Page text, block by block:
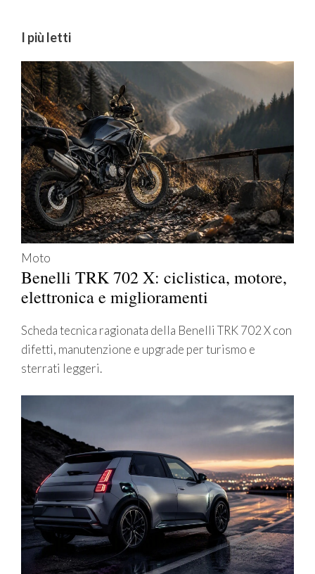
I più letti
Moto
Benelli TRK 702 X: ciclistica, motore,
elettronica e miglioramenti
Scheda tecnica ragionata della Benelli TRK 702 X con
difetti, manutenzione e upgrade per turismo e
sterrati leggeri.